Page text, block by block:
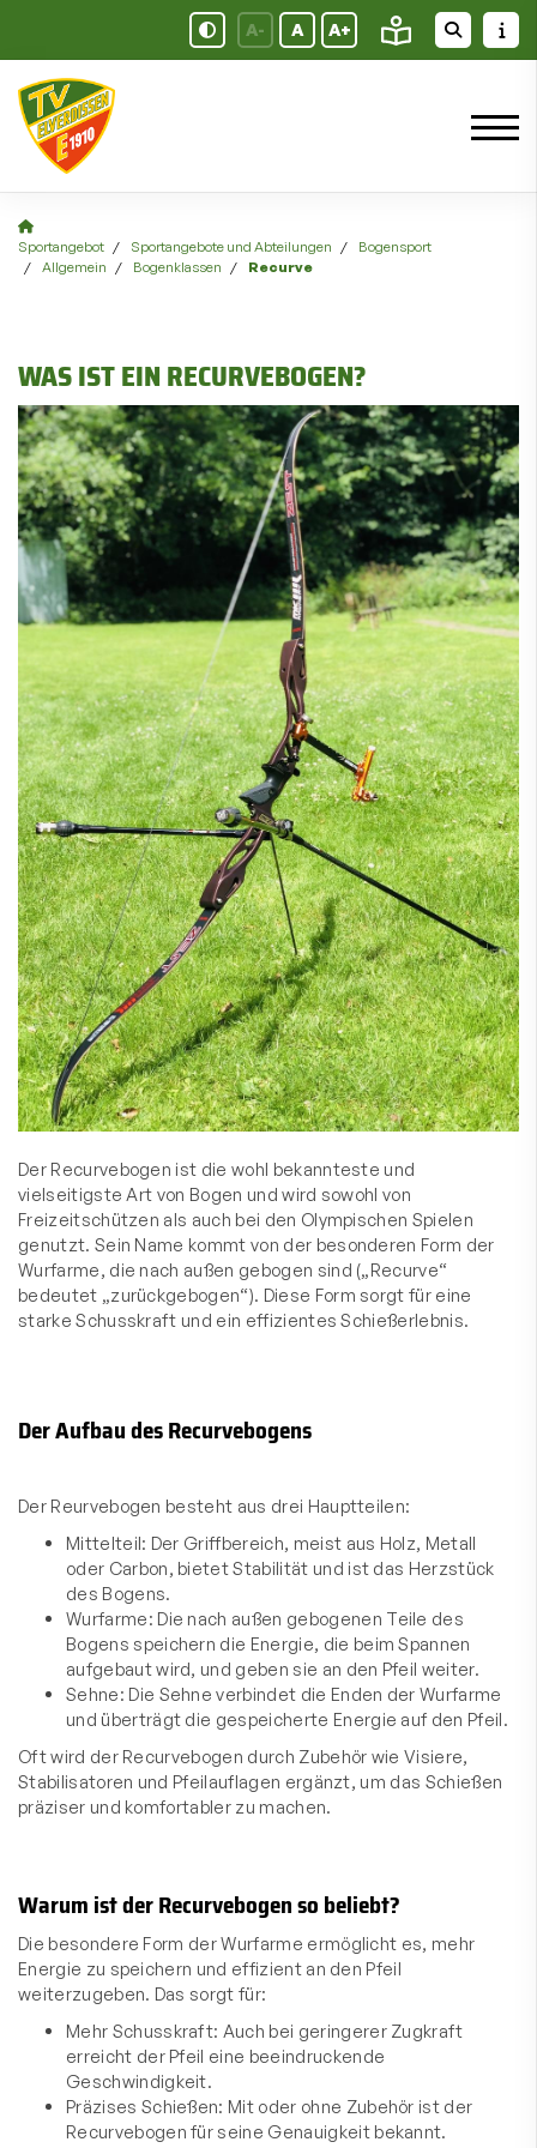
A- A A+
Sportangebot Sportangebote und Abteilungen
Bogensport
Allgemein
Bogenklassen Recurve
WAS IST EIN RECURVEBOGEN?
Der Recurvebogen ist die wohl bekannteste und
vielseitigste Art von Bogen und wird sowohl von
Freizeitschützen als auch bei den Olympischen Spielen
genutzt. Sein Name kommt von der besonderen Form der
Wurfarme, die nach außen gebogen sind („Recurve“
bedeutet „zurückgebogen“). Diese Form sorgt für eine
starke Schusskraft und ein effizientes Schießerlebnis.
Der Aufbau des Recurvebogens
Der Reurvebogen besteht aus drei Hauptteilen:
Mittelteil: Der Griffbereich, meist aus Holz, Metall
oder Carbon, bietet Stabilität und ist das Herzstück
des Bogens.
Wurfarme: Die nach außen gebogenen Teile des
Bogens speichern die Energie, die beim Spannen
aufgebaut wird, und geben sie an den Pfeil weiter.
Sehne: Die Sehne verbindet die Enden der Wurfarme
und überträgt die gespeicherte Energie auf den Pfeil.
Oft wird der Recurvebogen durch Zubehör wie Visiere,
Stabilisatoren und Pfeilauflagen ergänzt, um das Schießen
präziser und komfortabler zu machen.
Warum ist der Recurvebogen so beliebt?
Die besondere Form der Wurfarme ermöglicht es, mehr
Energie zu speichern und effizient an den Pfeil
weiterzugeben. Das sorgt für:
Mehr Schusskraft: Auch bei geringerer Zugkraft
erreicht der Pfeil eine beeindruckende
Geschwindigkeit.
Präzises Schießen: Mit oder ohne Zubehör ist der
Recurvebogen für seine Genauigkeit bekannt.